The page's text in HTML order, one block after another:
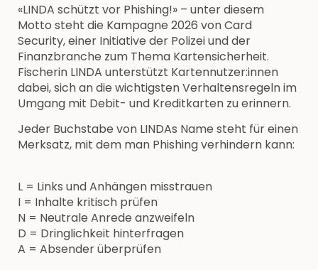
«LINDA schützt vor Phishing!» – unter diesem
Motto steht die Kampagne 2026 von Card
Security, einer Initiative der Polizei und der
Finanzbranche zum Thema Kartensicherheit.
Fischerin LINDA unterstützt Kartennutzer:innen
dabei, sich an die wichtigsten Verhaltensregeln im
Umgang mit Debit- und Kreditkarten zu erinnern.
Jeder Buchstabe von LINDAs Name steht für einen
Merksatz, mit dem man Phishing verhindern kann:
L = Links und Anhängen misstrauen
I = Inhalte kritisch prüfen
N = Neutrale Anrede anzweifeln
D = Dringlichkeit hinterfragen
A = Absender überprüfen